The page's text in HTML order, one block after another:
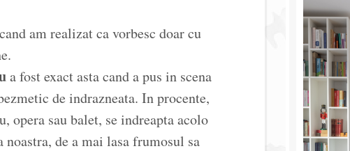
am realizat ca vorbesc doar cu
a fost exact asta cand a pus in scena
de indrazneata. In procente,
opera sau balet, se indreapta acolo
noastra, de a mai lasa frumosul sa